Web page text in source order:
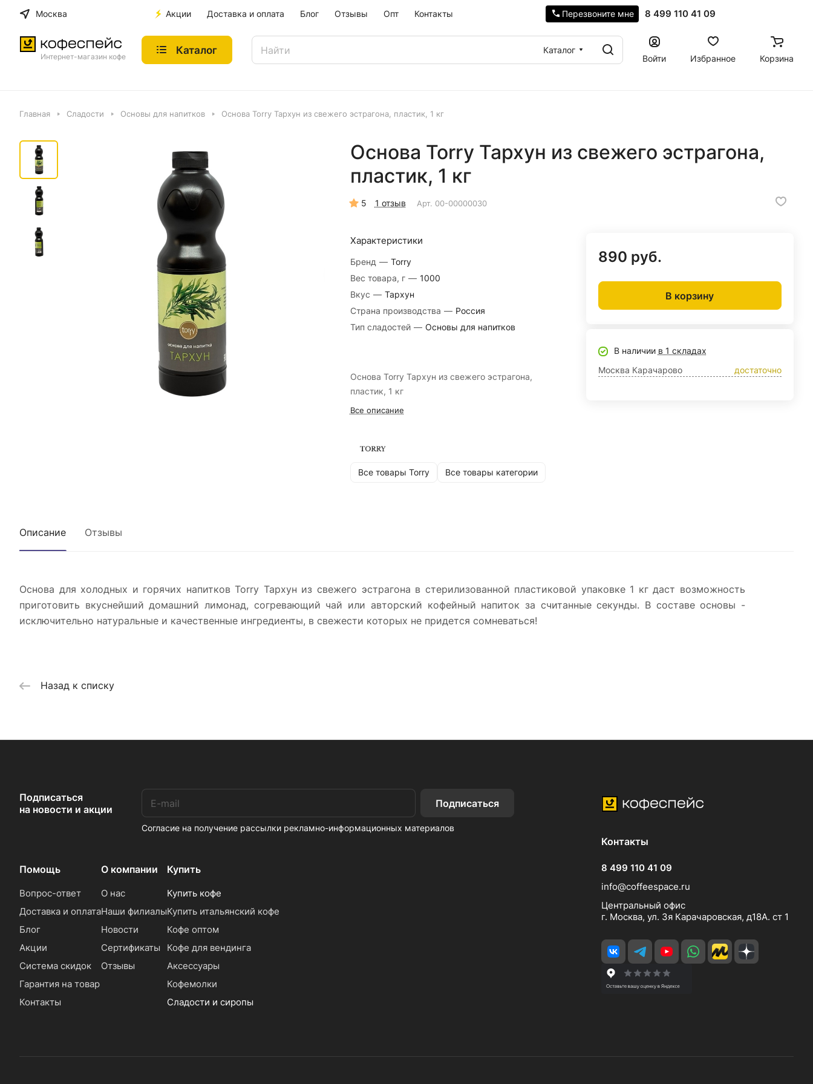
Москва Акции Доставка и оплата Блог Отзывы Опт Контакты 8 499 110 41 09
Перезвоните мне
Интернет-магазин кофе
Каталог
Каталог
Войти
Избранное Корзина
Главная Сладости Основы для напитков Основа Torry Тархун из свежего эстрагона, пластик, 1 кг
Основа Torry Тархун из свежего эстрагона,
пластик, 1 кг
5 1 отзыв Арт. 00-00000030
Характеристики
Бренд — Torry
Вес товара, г — 1000
Вкус — Тархун
Страна производства — Россия
Тип сладостей — Основы для напитков
Основа Torry Тархун из свежего эстрагона,
пластик, 1 кг
Все описание
Все товары Torry Все товары категории
890 руб.
В корзину
В наличии в 1 складах
Москва Карачарово
достаточно
Описание Отзывы
Основа для холодных и горячих напитков Torry Тархун из свежего эстрагона в стерилизованной пластиковой упаковке 1 кг даст возможность
приготовить вкуснейший домашний лимонад, согревающий чай или авторский кофейный напиток за считанные секунды. В составе основы -
исключительно натуральные и качественные ингредиенты, в свежести которых не придется сомневаться!
Назад к списку
Подписаться
на новости и акции
Подписаться
Согласие на получение рассылки рекламно-информационных материалов
Помощь
Вопрос-ответ
Доставка и оплата
Блог
Акции
Система скидок
Гарантия на товар
Контакты
О компании
О нас
Наши филиалы
Новости
Сертификаты
Отзывы
Купить
Купить кофе
Купить итальянский кофе
Кофе оптом
Кофе для вендинга
Аксессуары
Кофемолки
Сладости и сиропы
Контакты
8 499 110 41 09
info@coffeespace.ru
Центральный офис
г. Москва, ул. 3я Карачаровская, д18А. ст 1